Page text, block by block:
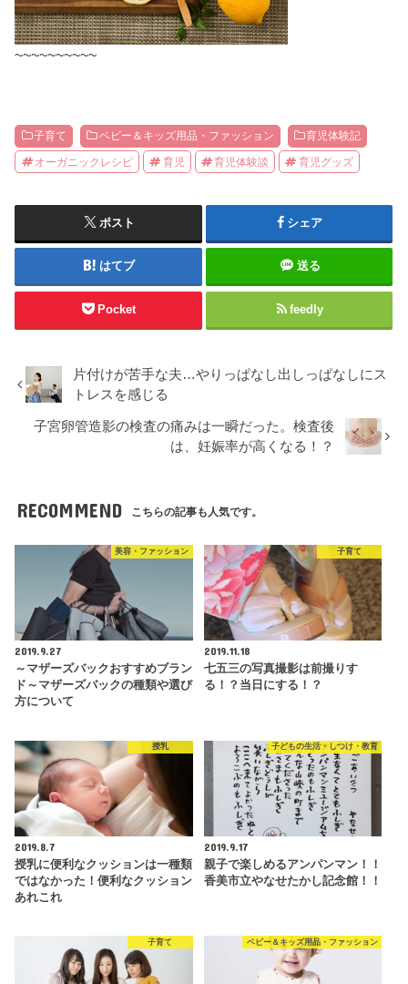
~~~~~~~~~~
子育て ベビー＆キッズ用品・ファッション 育児体験記
オーガニックレシピ 育児 育児体験談 育児グッズ
ポスト シェア
はてブ 送る
Pocket feedly
片付けが苦手な夫…やりっぱなし出しっぱなしにス
トレスを感じる
子宮卵管造影の検査の痛みは一瞬だった。検査後
は、妊娠率が高くなる！？
RECOMMEND こちらの記事も人気です。
美容・ファッション
2019.9.27
～マザーズバックおすすめブラン
ド～マザーズバックの種類や選び
方について
子育て
2019.11.18
七五三の写真撮影は前撮りす
る！？当日にする！？
授乳
2019.8.7
授乳に便利なクッションは一種類
ではなかった！便利なクッション
あれこれ
子どもの生活・しつけ・教育
2019.9.17
親子で楽しめるアンパンマン！！
香美市立やなせたかし記念館！！
子育て ベビー＆キッズ用品・ファッション